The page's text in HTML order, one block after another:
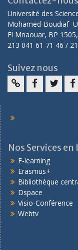
Université des
Mohamed-Boudiaf
El Mnaouar, BP
213 041 61 71 46 /
Suivez nous
Nos Services
E-learning
Erasmus+
Bibliothèque
Dspace
Visio-Conférence
Webtv